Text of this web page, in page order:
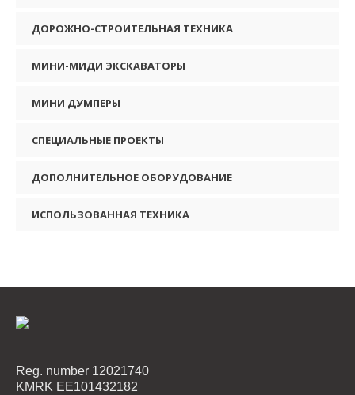
ДОРОЖНО-СТРОИТЕЛЬНАЯ ТЕХНИКА
МИНИ-МИДИ ЭКСКАВАТОРЫ
МИНИ ДУМПЕРЫ
СПЕЦИАЛЬНЫЕ ПРОЕКТЫ
ДОПОЛНИТЕЛЬНОЕ ОБОРУДОВАНИЕ
ИСПОЛЬЗОВАННАЯ ТЕХНИКА
Reg. number 12021740
KMRK EE101432182